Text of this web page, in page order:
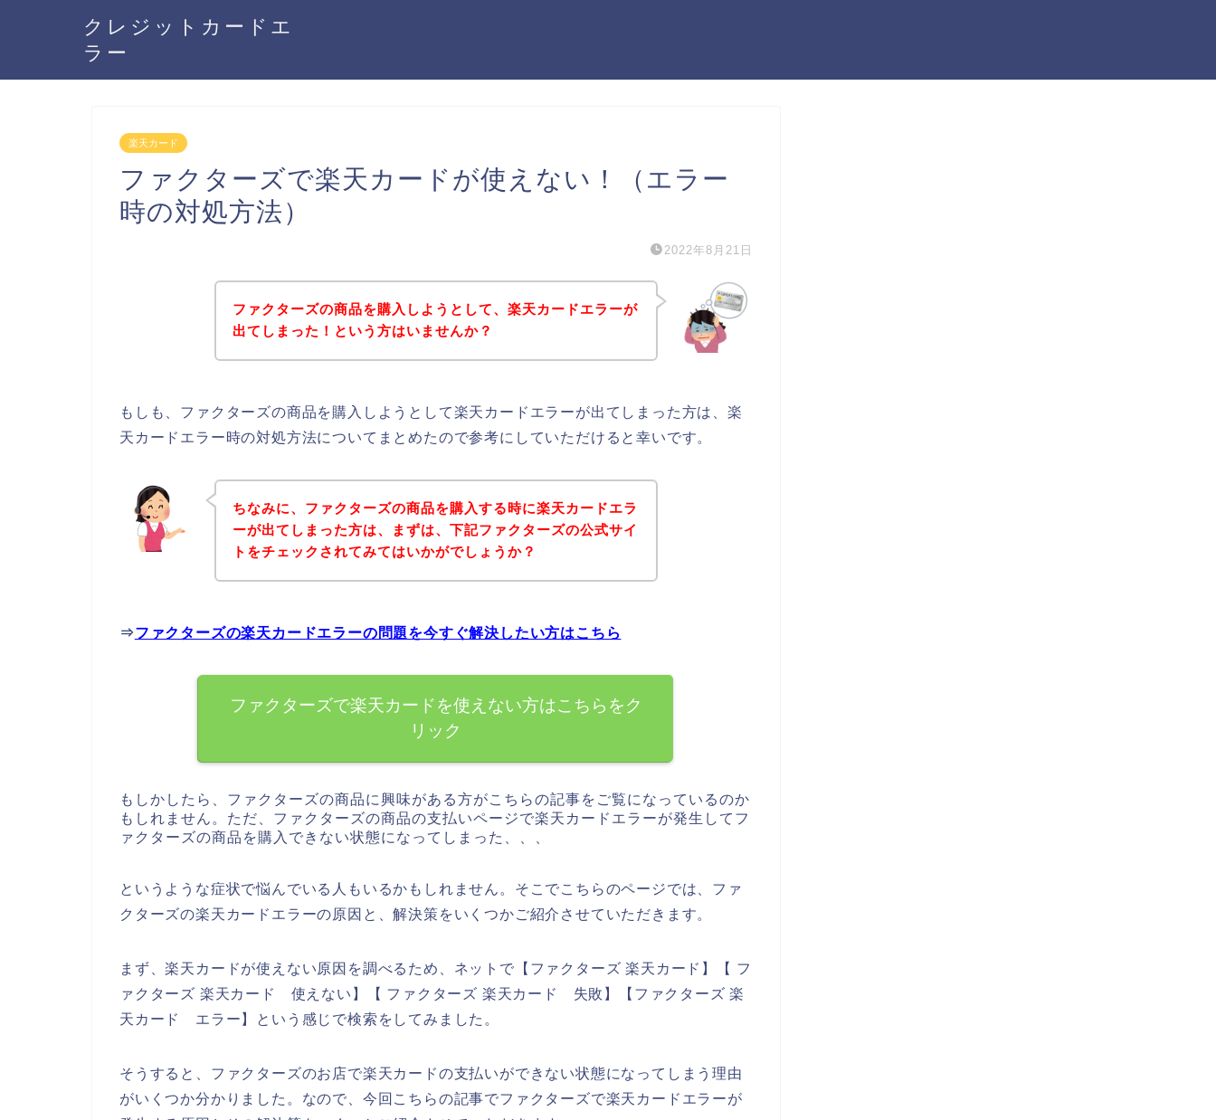
クレジットカードエ
ラー
楽天カード
ファクターズで楽天カードが使えない！（エラー
時の対処方法）
2022年8月21日
ファクターズの商品を購入しようとして、楽天カードエラーが
出てしまった！という方はいませんか？
もしも、ファクターズの商品を購入しようとして楽天カードエラーが出てしまった方は、楽
天カードエラー時の対処方法についてまとめたので参考にしていただけると幸いです。
ちなみに、ファクターズの商品を購入する時に楽天カードエラ
ーが出てしまった方は、まずは、下記ファクターズの公式サイ
トをチェックされてみてはいかがでしょうか？
⇒ファクターズの楽天カードエラーの問題を今すぐ解決したい方はこちら
ファクターズで楽天カードを使えない方はこちらをク
リック
もしかしたら、ファクターズの商品に興味がある方がこちらの記事をご覧になっているのか
もしれません。ただ、ファクターズの商品の支払いページで楽天カードエラーが発生してフ
ァクターズの商品を購入できない状態になってしまった、、、
というような症状で悩んでいる人もいるかもしれません。そこでこちらのページでは、ファ
クターズの楽天カードエラーの原因と、解決策をいくつかご紹介させていただきます。
まず、楽天カードが使えない原因を調べるため、ネットで【ファクターズ 楽天カード】【 フ
ァクターズ 楽天カード 使えない】【 ファクターズ 楽天カード 失敗】【ファクターズ 楽
天カード エラー】という感じで検索をしてみました。
そうすると、ファクターズのお店で楽天カードの支払いができない状態になってしまう理由
がいくつか分かりました。なので、今回こちらの記事でファクターズで楽天カードエラーが